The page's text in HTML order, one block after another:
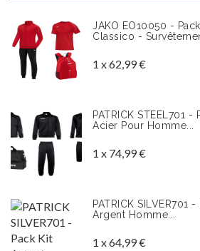
JAKO EO10050 -
Classico -
1 x 62,99 €
PATRICK STEEL701 -
Acier Pour Homme...
1 x 74,99 €
PATRICK SILVER701
Argent Homme...
1 x 64,99 €